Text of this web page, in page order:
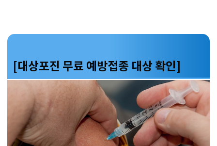
[대상포진 무료 예방접종 대상 확인]